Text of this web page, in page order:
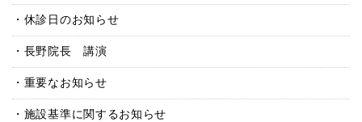
休診日のお知らせ
長野院長 講演
重要なお知らせ
施設基準に関するお知らせ